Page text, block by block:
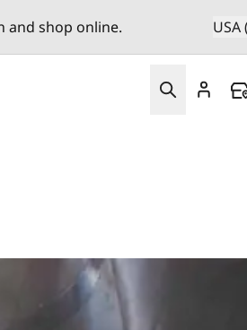
and shop online. USA